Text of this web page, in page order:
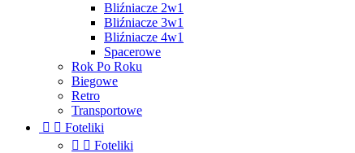
Bliźniacze 2w1
Bliźniacze 3w1
Bliźniacze 4w1
Spacerowe
Rok Po Roku
Biegowe
Retro
Transportowe
  Foteliki
  Foteliki